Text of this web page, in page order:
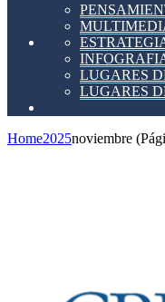
LUGARES
LUGARES
Home2025noviembre